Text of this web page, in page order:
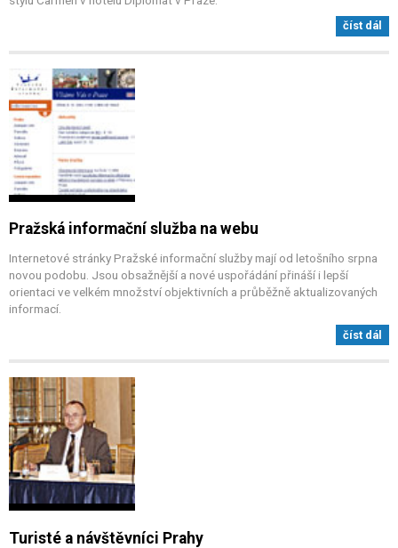
číst dál
Pražská informační služba na webu
Internetové stránky Pražské informační služby mají od letošního srpna
novou podobu. Jsou obsažnější a nové uspořádání přináší i lepší
orientaci ve velkém množství objektivních a průběžně aktualizovaných
informací.
číst dál
Turisté a návštěvníci Prahy